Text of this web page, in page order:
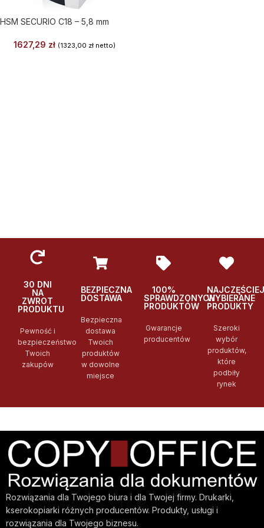
HSM SECURIO C18 – 5,8 mm
1627,29 zł (1323,00 zł netto)
30 DNI
NA
ZWROT
PRODUKTU
Pewność i
bezpieczeństwo
Twoich
zakupów
BEZPIECZNA
DOSTAWA
Bezpieczna
dostawa
Twoich
produktów
w dowolne
miejsce
100%
SPRAWDZONYCH
PRODUKTÓW
Gwarancje
producentów
NAJCZĘŚCIEJ
WYBIERANE
PRODUKTY
Szeroki
wybór
produktów,
które
podbiły
rynek
Rozwiązania dla Twojego biura i dla Twojej firmy. Drukarki,
kserokopiarki różnych producentów. Produkty, usługi i
rozwiązania dla Twojego biznesu.